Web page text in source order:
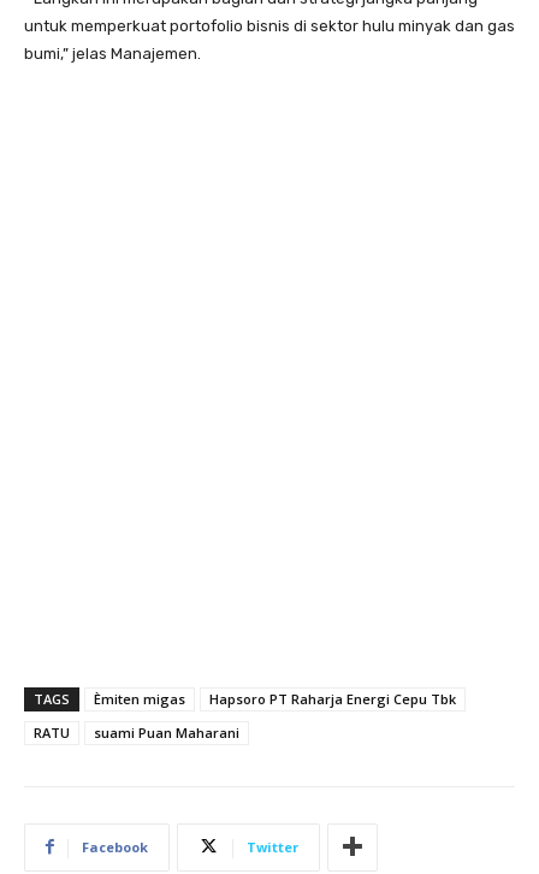
untuk memperkuat portofolio bisnis di sektor hulu minyak dan gas
bumi,” jelas Manajemen.
TAGS Èmiten migas
Hapsoro PT Raharja Energi Cepu Tbk
RATU
suami Puan Maharani
Facebook Twitter